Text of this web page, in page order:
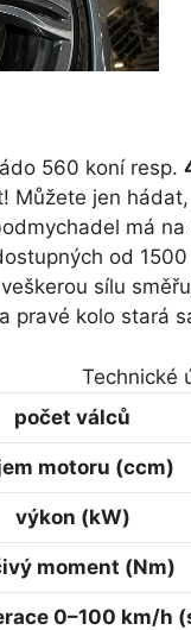
560 koní resp.
Můžete jen
má
od
sílu
pravé kolo stará
Technické
počet válců
motoru (ccm)
výkon (kW)
moment (Nm)
0–100 km/h